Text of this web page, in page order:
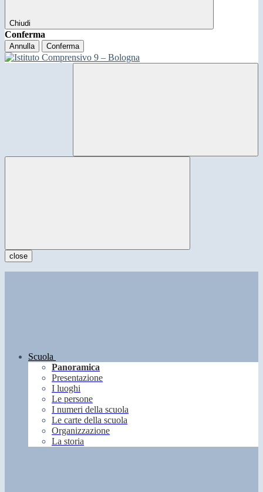
Chiudi
Conferma
Annulla Conferma
close
Scuola
Panoramica
Presentazione
I luoghi
Le persone
I numeri della scuola
Le carte della scuola
Organizzazione
La storia